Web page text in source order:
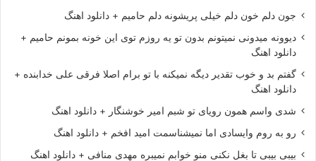
جون دلم خون دلم خیلی پریشونه دلم حامیم + دانلود اهنگ
دیوونه میدونی نمیتونم بدون تو یه روزم توی این خونه بمونم حامیم +
دانلود اهنگ
گفتم بد و خوب تقدیر دیگه نمیکنه با تو برام اصلا فرقی علی خدابنده +
دانلود اهنگ
شدی واسم همون رویای تو شبم امیر خوشنگار + دانلود اهنگ
رو به روم وایسادی اما نمیشناسمت امید افخم + دانلود اهنگ
بیبی بیبی تا بغل نکنی منو خوابم نمیبره مهدی منافی + دانلود اهنگ